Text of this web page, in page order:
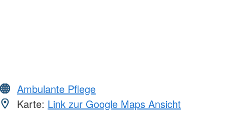
Ambulante Pflege
Karte: Link zur Google Maps Ansicht